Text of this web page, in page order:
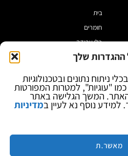
ההגדרות שלך
ניתוח נתונים ובטכנולוגיות
"עוגיות", למטרות המפורטות
האתר. המשך הגלישה באתר
נוסף נא לעיין במדיניות
מאשר.ת
בית
חומרים
כלי עבודה
מוצרי הלחמה
ספקי כח ומודדים
ציוד אופטי להגדלה
מותגים